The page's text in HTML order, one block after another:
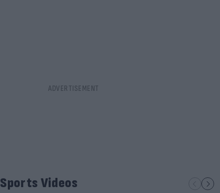
Sports Videos